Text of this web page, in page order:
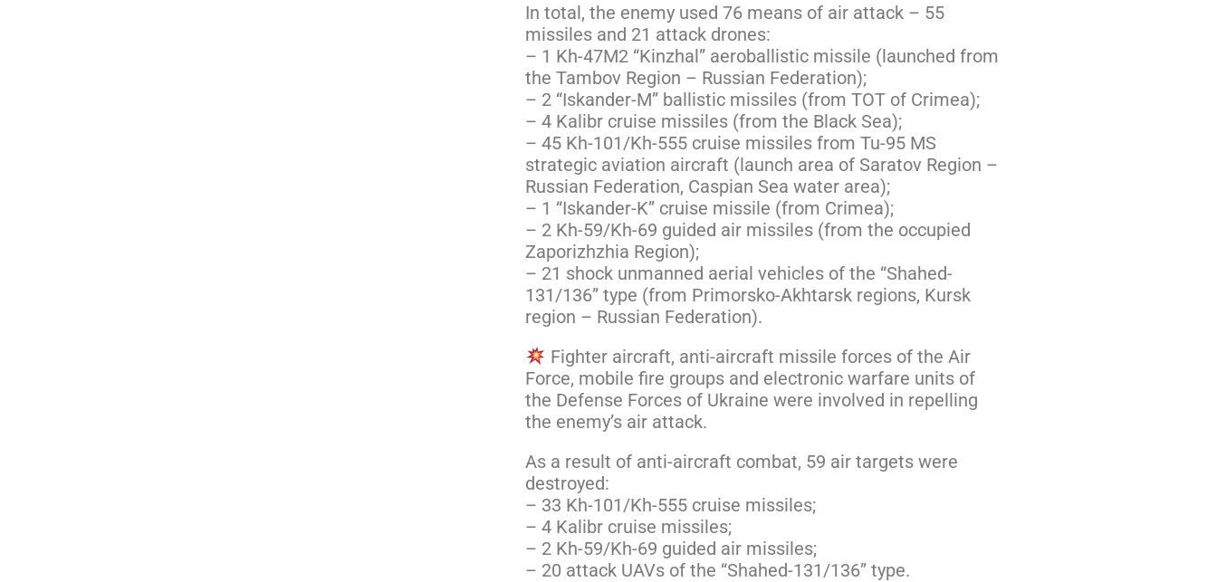
In total, the enemy used 76 means of air attack – 55
missiles and 21 attack drones:
– 1 Kh-47M2 “Kinzhal” aeroballistic missile (launched from
the Tambov Region – Russian Federation);
– 2 “Iskander-M” ballistic missiles (from TOT of Crimea);
– 4 Kalibr cruise missiles (from the Black Sea);
– 45 Kh-101/Kh-555 cruise missiles from Tu-95 MS
strategic aviation aircraft (launch area of ​​Saratov Region –
Russian Federation, Caspian Sea water area);
– 1 “Iskander-K” cruise missile (from Crimea);
– 2 Kh-59/Kh-69 guided air missiles (from the occupied
Zaporizhzhia Region);
– 21 shock unmanned aerial vehicles of the “Shahed-
131/136” type (from Primorsko-Akhtarsk regions, Kursk
region – Russian Federation).
Fighter aircraft, anti-aircraft missile forces of the Air
Force, mobile fire groups and electronic warfare units of
the Defense Forces of Ukraine were involved in repelling
the enemy’s air attack.
As a result of anti-aircraft combat, 59 air targets were
destroyed:
– 33 Kh-101/Kh-555 cruise missiles;
– 4 Kalibr cruise missiles;
– 2 Kh-59/Kh-69 guided air missiles;
– 20 attack UAVs of the “Shahed-131/136” type.